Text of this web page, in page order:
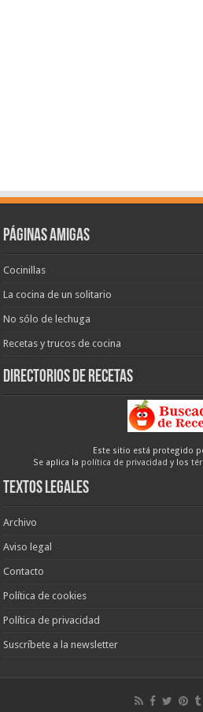
Páginas amigas
Cocinillas
La cocina de un solitario
No sólo de lechuga
Recetas y trucos de cocina
Directorios de recetas
Este sitio está protegido
Se aplica la política de privacidad y los
Textos legales
Archivo
Aviso legal
Contacto
Política de cookies
Política de privacidad
Suscríbete a la newsletter